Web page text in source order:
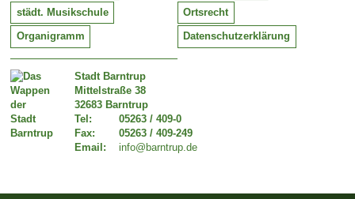
Stadt Barntrup
Mittelstraße 38
32683 Barntrup
Tel:
Fax:
Email:
05263 / 409-0
05263 / 409-249
info@barntrup.de
städt. Musikschule Ortsrecht
Organigramm Datenschutzerklärung